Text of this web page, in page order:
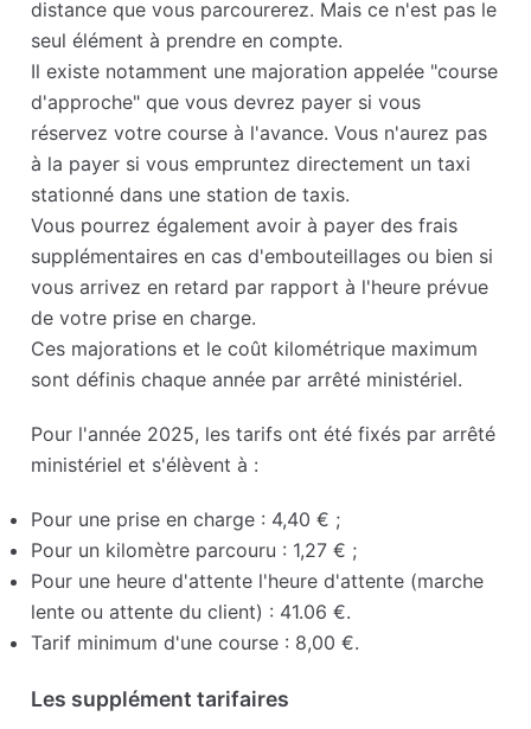
distance que vous parcourerez. Mais ce n'est pas le
seul élément à prendre en compte.
Il existe notamment une majoration appelée "course
d'approche" que vous devrez payer si vous
réservez votre course à l'avance. Vous n'aurez pas
à la payer si vous empruntez directement un taxi
stationné dans une station de taxis.
Vous pourrez également avoir à payer des frais
supplémentaires en cas d'embouteillages ou bien si
vous arrivez en retard par rapport à l'heure prévue
de votre prise en charge.
Ces majorations et le coût kilométrique maximum
sont définis chaque année par arrêté ministériel.
Pour l'année 2025, les tarifs ont été fixés par arrêté
ministériel et s'élèvent à :
Pour une prise en charge : 4,40 € ;
Pour un kilomètre parcouru : 1,27 € ;
Pour une heure d'attente l'heure d'attente (marche
lente ou attente du client) : 41.06 €.
Tarif minimum d'une course : 8,00 €.
Les supplément tarifaires